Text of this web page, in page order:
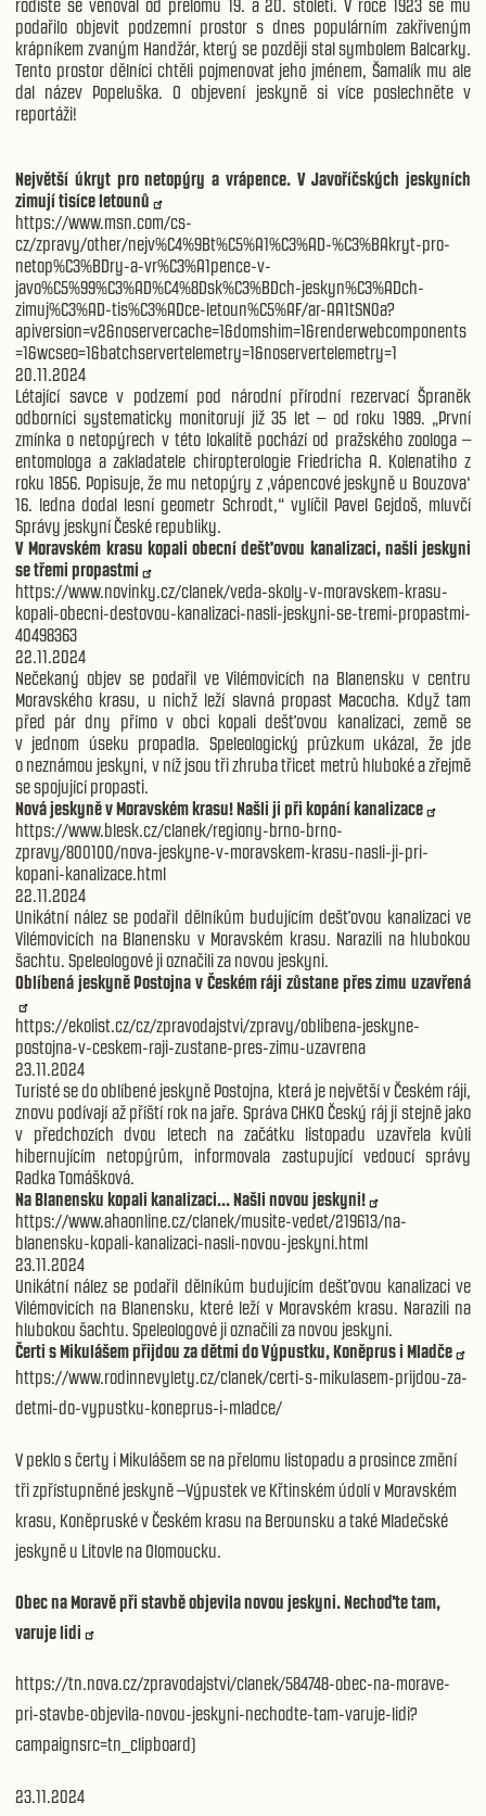
rodiště se věnoval od přelomu 19. a 20. století. V roce 1923 se mu
podařilo objevit podzemní prostor s dnes populárním zakřiveným
krápníkem zvaným Handžár, který se později stal symbolem Balcarky.
Tento prostor dělníci chtěli pojmenovat jeho jménem, Šamalík mu ale
dal název Popeluška. O objevení jeskyně si více poslechněte v
reportáži!
Největší úkryt pro netopýry a vrápence. V Javoříčských jeskyních
zimují tisíce letounů
https://www.msn.com/cs-
cz/zpravy/other/nejv%C4%9Bt%C5%A1%C3%AD-%C3%BAkryt-pro-
netop%C3%BDry-a-vr%C3%A1pence-v-
javo%C5%99%C3%AD%C4%8Dsk%C3%BDch-jeskyn%C3%ADch-
zimuj%C3%AD-tis%C3%ADce-letoun%C5%AF/ar-AA1tSN0a?
apiversion=v2&noservercache=1&domshim=1&renderwebcomponents
=1&wcseo=1&batchservertelemetry=1&noservertelemetry=1
20.11.2024
Létající savce v podzemí pod národní přírodní rezervací Špraněk
odborníci systematicky monitorují již 35 let – od roku 1989. „První
zmínka o netopýrech v této lokalitě pochází od pražského zoologa –
entomologa a zakladatele chiropterologie Friedricha A. Kolenatiho z
roku 1856. Popisuje, že mu netopýry z ‚vápencové jeskyně u Bouzova‘
16. ledna dodal lesní geometr Schrodt,“ vylíčil Pavel Gejdoš, mluvčí
Správy jeskyní České republiky.
V Moravském krasu kopali obecní dešťovou kanalizaci, našli jeskyni
se třemi propastmi
https://www.novinky.cz/clanek/veda-skoly-v-moravskem-krasu-
kopali-obecni-destovou-kanalizaci-nasli-jeskyni-se-tremi-propastmi-
40498363
22.11.2024
Nečekaný objev se podařil ve Vilémovicích na Blanensku v centru
Moravského krasu, u nichž leží slavná propast Macocha. Když tam
před pár dny přímo v obci kopali dešťovou kanalizaci, země se
v jednom úseku propadla. Speleologický průzkum ukázal, že jde
o neznámou jeskyni, v níž jsou tři zhruba třicet metrů hluboké a zřejmě
se spojující propasti.
Nová jeskyně v Moravském krasu! Našli ji při kopání kanalizace
https://www.blesk.cz/clanek/regiony-brno-brno-
zpravy/800100/nova-jeskyne-v-moravskem-krasu-nasli-ji-pri-
kopani-kanalizace.html
22.11.2024
Unikátní nález se podařil dělníkům budujícím dešťovou kanalizaci ve
Vilémovicích na Blanensku v Moravském krasu. Narazili na hlubokou
šachtu. Speleologové ji označili za novou jeskyni.
Oblíbená jeskyně Postojna v Českém ráji zůstane přes zimu uzavřená
https://ekolist.cz/cz/zpravodajstvi/zpravy/oblibena-jeskyne-
postojna-v-ceskem-raji-zustane-pres-zimu-uzavrena
23.11.2024
Turisté se do oblíbené jeskyně Postojna, která je největší v Českém ráji,
znovu podívají až příští rok na jaře. Správa CHKO Český ráj ji stejně jako
v předchozích dvou letech na začátku listopadu uzavřela kvůli
hibernujícím netopýrům, informovala zastupující vedoucí správy
Radka Tomášková.
Na Blanensku kopali kanalizaci... Našli novou jeskyni!
https://www.ahaonline.cz/clanek/musite-vedet/219613/na-
blanensku-kopali-kanalizaci-nasli-novou-jeskyni.html
23.11.2024
Unikátní nález se podařil dělníkům budujícím dešťovou kanalizaci ve
Vilémovicích na Blanensku, které leží v Moravském krasu. Narazili na
hlubokou šachtu. Speleologové ji označili za novou jeskyni.
Čerti s Mikulášem přijdou za dětmi do Výpustku, Koněprus i Mladče
https://www.rodinnevylety.cz/clanek/certi-s-mikulasem-prijdou-za-
detmi-do-vypustku-koneprus-i-mladce/
V peklo s čerty i Mikulášem se na přelomu listopadu a prosince změní
tři zpřístupněné jeskyně –Výpustek ve Křtinském údolí v Moravském
krasu, Koněpruské v Českém krasu na Berounsku a také Mladečské
jeskyně u Litovle na Olomoucku.
Obec na Moravě při stavbě objevila novou jeskyni. Nechoďte tam,
varuje lidi
https://tn.nova.cz/zpravodajstvi/clanek/584748-obec-na-morave-
pri-stavbe-objevila-novou-jeskyni-nechodte-tam-varuje-lidi?
campaignsrc=tn_clipboard)
23.11.2024